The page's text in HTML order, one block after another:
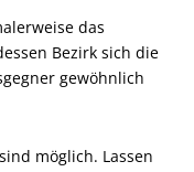
das
Bezirk sich die
gewöhnlich
möglich. Lassen